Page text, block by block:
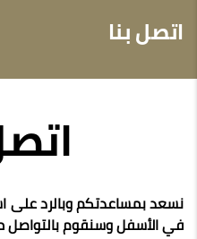
اتصل بنا
نسعد بمساعدتكم وبالرد على
في الأسفل وسنقوم بالتواصل معكم